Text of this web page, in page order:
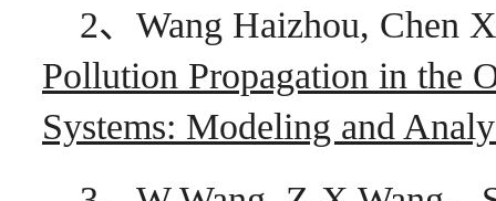
2、Wang Haizhou, Chen
Pollution Propagation in the
Systems: Modeling and